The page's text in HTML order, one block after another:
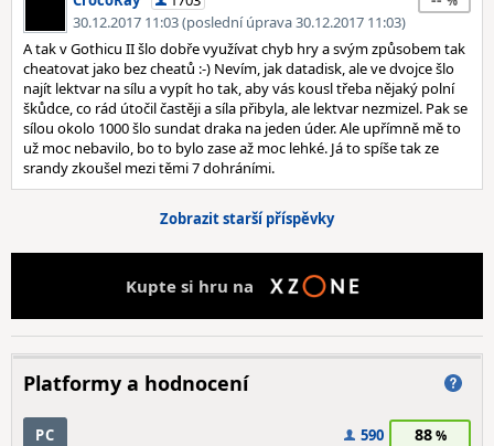
30.12.2017 11:03 (poslední úprava 30.12.2017 11:03)
A tak v Gothicu II šlo dobře využívat chyb hry a svým způsobem tak
cheatovat jako bez cheatů :-) Nevím, jak datadisk, ale ve dvojce šlo
najít lektvar na sílu a vypít ho tak, aby vás kousl třeba nějaký polní
škůdce, co rád útočil častěji a síla přibyla, ale lektvar nezmizel. Pak se
sílou okolo 1000 šlo sundat draka na jeden úder. Ale upřímně mě to
už moc nebavilo, bo to bylo zase až moc lehké. Já to spíše tak ze
srandy zkoušel mezi těmi 7 dohráními.
Zobrazit starší příspěvky
Kupte si hru na
Platformy a hodnocení
PC 590 88